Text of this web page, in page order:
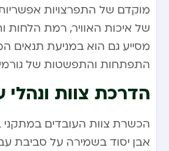
מוקדם של התפרצויות
של איכות האוויר, רמת הלחות
מסייע גם הוא במניעת תנאים
התפתחות והתפשטות של
הדרכת צוות ונהלי
הכשרת צוות העובדים במתקני
אבן יסוד בשמירה על סביבת